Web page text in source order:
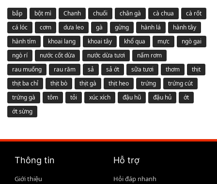
bắp bột mì Chanh chuối chân gà cà chua
cà rốt
cá lóc
cơm dưa leo gà gừng hành lá
hành tây
hành tím
khoai lang khoai tây khổ qua mực
ngò gai
ngò rí
nước cốt dừa nước dừa tươi
nấm rơm
rau muống
rau răm sả sả ớt sữa tươi thơm
thịt
thịt ba chỉ
thịt bò thịt gà thịt heo trứng
trứng cút
trứng gà
tôm tỏi xúc xích đậu hũ đậu hủ
ớt
ớt sừng
Thông tin
Giới thiệu
Hỗ trợ
Hỏi đáp nhanh